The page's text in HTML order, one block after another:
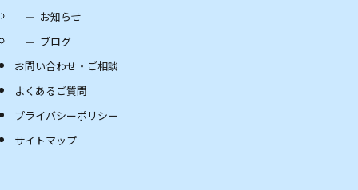
お知らせ
ブログ
お問い合わせ・ご相談
よくあるご質問
プライバシーポリシー
サイトマップ